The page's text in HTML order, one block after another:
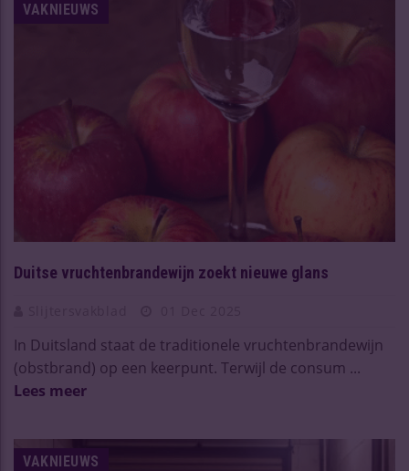
VAKNIEUWS
Duitse vruchtenbrandewijn zoekt nieuwe glans
In Duitsland staat de traditionele vruchtenbrandewijn
(obstbrand) op een keerpunt. Terwijl de consum ...
Lees meer
VAKNIEUWS